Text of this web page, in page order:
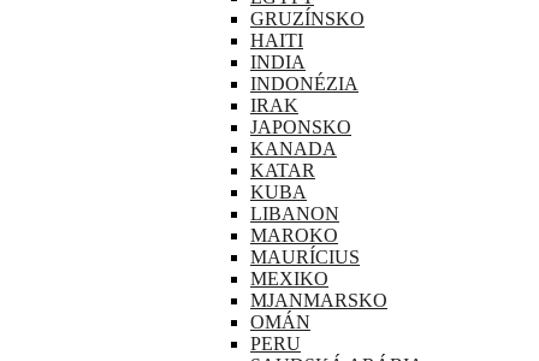
GRUZÍNSKO
HAITI
INDIA
INDONÉZIA
IRAK
JAPONSKO
KANADA
KATAR
KUBA
LIBANON
MAROKO
MAURÍCIUS
MEXIKO
MJANMARSKO
OMÁN
PERU